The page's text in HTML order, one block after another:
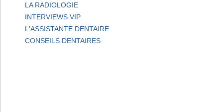
LA RADIOLOGIE
INTERVIEWS VIP
L'ASSISTANTE DENTAIRE
CONSEILS DENTAIRES